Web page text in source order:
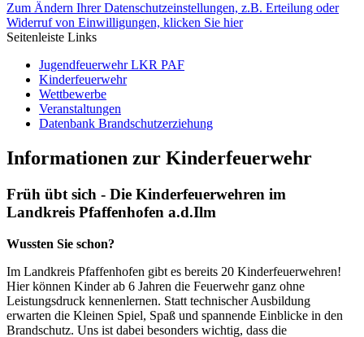
Zum Ändern Ihrer Datenschutzeinstellungen, z.B. Erteilung oder
Widerruf von Einwilligungen, klicken Sie hier
Seitenleiste Links
Jugendfeuerwehr LKR PAF
Kinderfeuerwehr
Wettbewerbe
Veranstaltungen
Datenbank Brandschutzerziehung
Informationen zur Kinderfeuerwehr
Früh übt sich - Die Kinderfeuerwehren im
Landkreis Pfaffenhofen a.d.Ilm
Wussten Sie schon?
Im Landkreis Pfaffenhofen gibt es bereits 20 Kinderfeuerwehren!
Hier können Kinder ab 6 Jahren die Feuerwehr ganz ohne
Leistungsdruck kennenlernen. Statt technischer Ausbildung
erwarten die Kleinen Spiel, Spaß und spannende Einblicke in den
Brandschutz. Uns ist dabei besonders wichtig, dass die